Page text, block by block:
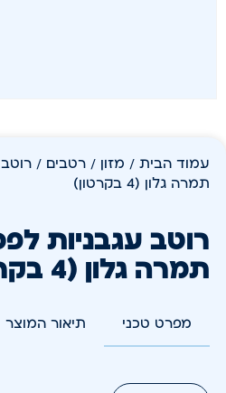
עמוד הבית / מזון / רטבים /
תמרה גלון (4 בקרטון)
רוטב עגבניות
תמרה גלון (4 בקרטון)
מפרט טכני תיאור המוצר